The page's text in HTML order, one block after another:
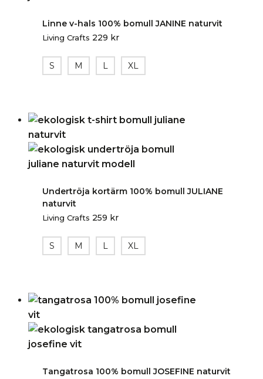
Linne v-hals 100% bomull JANINE naturvit
Living Crafts 229 kr
S M L XL
Undertröja kortärm 100% bomull JULIANE
naturvit
Living Crafts 259 kr
S M L XL
Tangatrosa 100% bomull JOSEFINE naturvit